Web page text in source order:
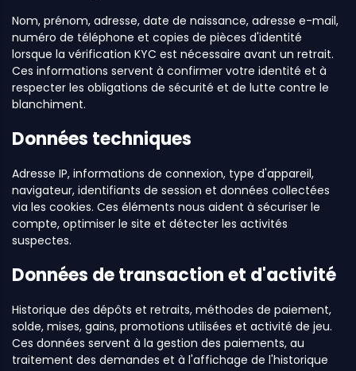
Nom, prénom, adresse, date de naissance, adresse e-mail,
numéro de téléphone et copies de pièces d'identité
lorsque la vérification KYC est nécessaire avant un retrait.
Ces informations servent à confirmer votre identité et à
respecter les obligations de sécurité et de lutte contre le
blanchiment.
Données techniques
Adresse IP, informations de connexion, type d'appareil,
navigateur, identifiants de session et données collectées
via les cookies. Ces éléments nous aident à sécuriser le
compte, optimiser le site et détecter les activités
suspectes.
Données de transaction et d'activité
Historique des dépôts et retraits, méthodes de paiement,
solde, mises, gains, promotions utilisées et activité de jeu.
Ces données servent à la gestion des paiements, au
traitement des demandes et à l'affichage de l'historique